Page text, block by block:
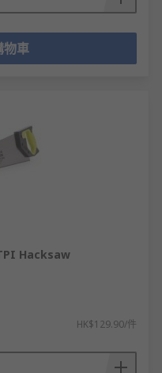
物車
Hacksaw
HK$129.90/件